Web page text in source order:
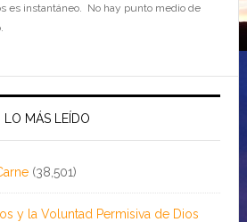
es instantáneo. No hay punto medio de
LO MÁS LEÍDO
(38,501)
y la Voluntad Permisiva de Dios